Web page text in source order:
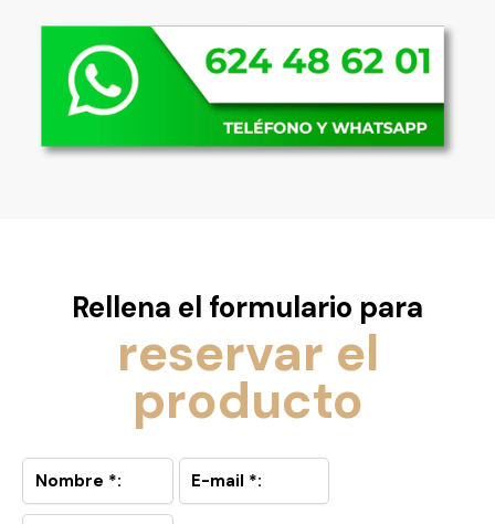
Rellena el formulario para
reservar el
producto